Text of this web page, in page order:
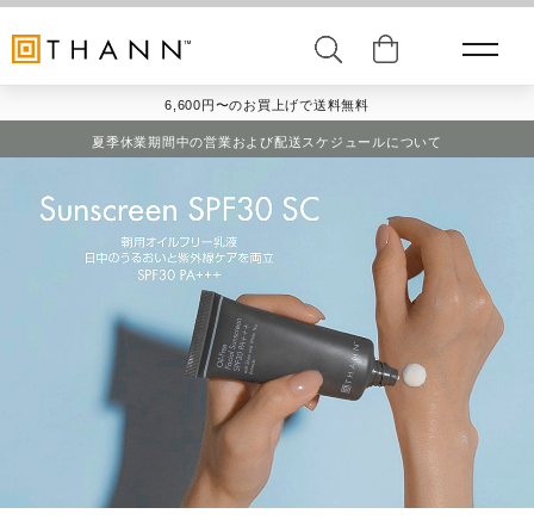
6,600円〜のお買上げで送料無料
夏季休業期間中の営業および配送スケジュールについて